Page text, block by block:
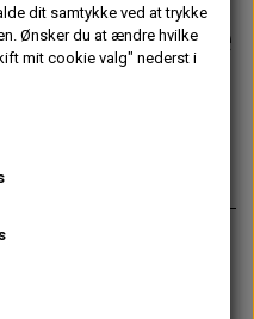
Pumpe
GWW1192
pumpe, som
& GWW940.
dit samtykke ved at trykke
Ønsker du at ændre hvilke
mit cookie valg" nederst i